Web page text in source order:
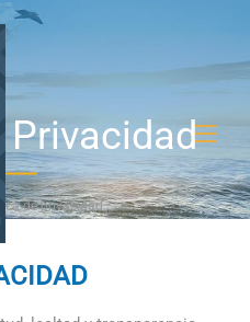
Privacidad
de privacidad